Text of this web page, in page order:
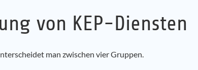
von KEP-Diensten
man zwischen vier Gruppen.